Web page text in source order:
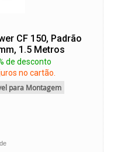
CF 150, Padrão
1.5 Metros
de desconto
no cartão.
para Montagem